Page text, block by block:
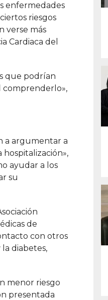
enfermedades
riesgos
verse más
Cardiaca del
que podrían
comprenderlo»,
a argumentar a
ayudar a los
su
de
con otros
diabetes,
menor riesgo
presentada